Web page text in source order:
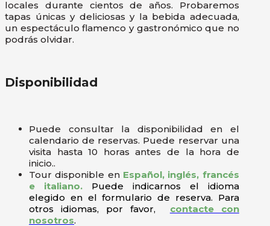
locales durante cientos de años. Probaremos
tapas únicas y deliciosas y la bebida adecuada,
un espectáculo flamenco y gastronómico que no
podrás olvidar.
Disponibilidad
Puede consultar la disponibilidad en el
calendario de reservas. Puede reservar una
visita hasta 10 horas antes de la hora de
inicio..
Tour disponible en Español, inglés, francés
e italiano. Puede indicarnos el idioma
elegido en el formulario de reserva. Para
otros idiomas, por favor, contacte con
nosotros.